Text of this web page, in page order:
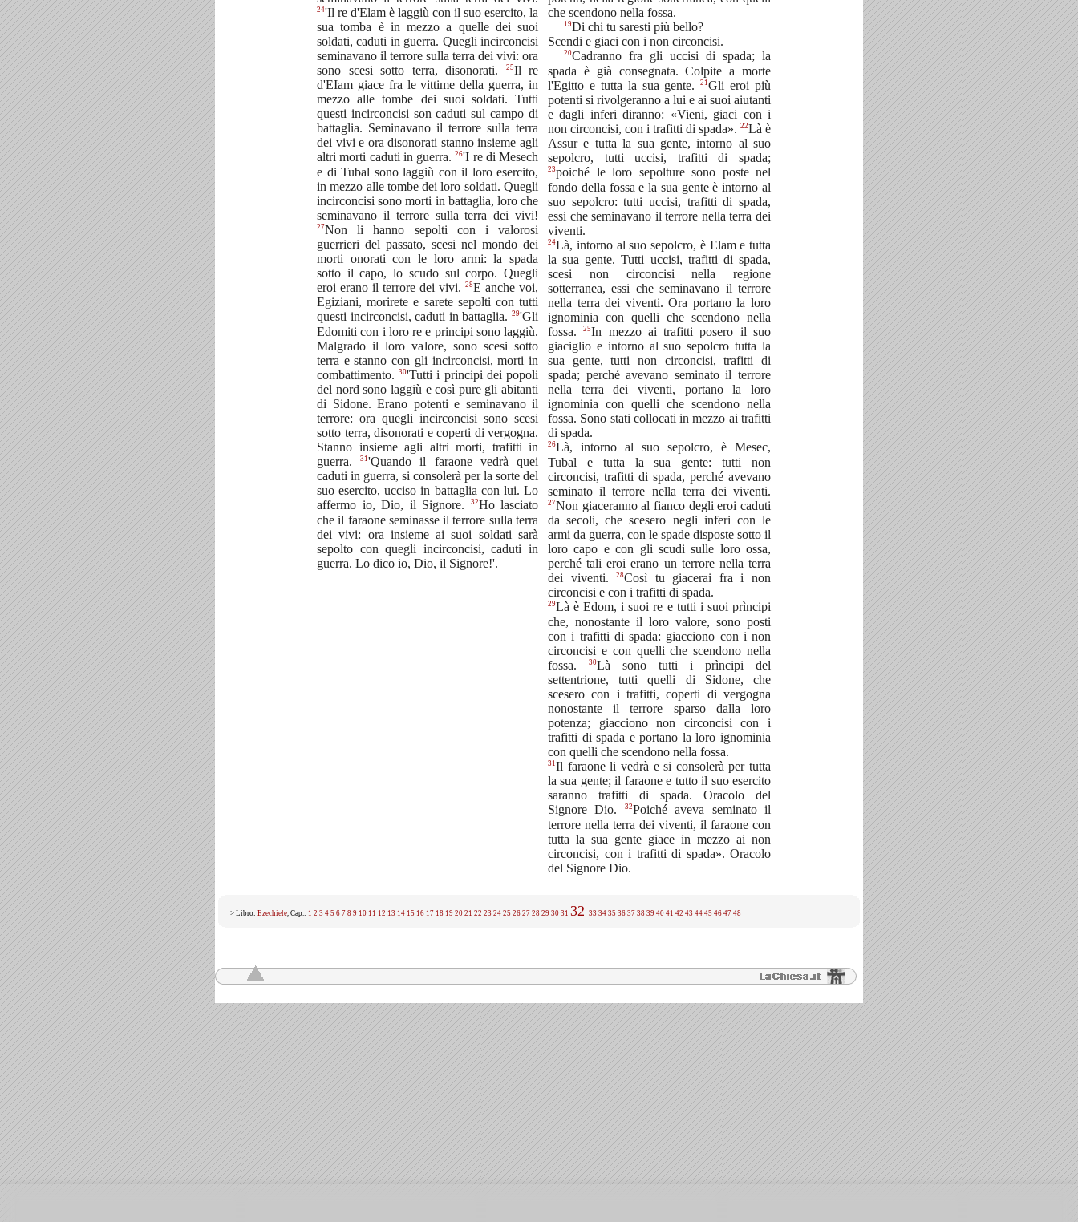
24'Il re d'Elam è laggiù con il suo esercito, la
sua tomba è in mezzo a quelle dei suoi
soldati, caduti in guerra. Quegli incirconcisi
seminavano il terrore sulla terra dei vivi: ora
sono scesi sotto terra, disonorati.
25Il re
d'EIam giace fra le vittime della guerra, in
mezzo alle tombe dei suoi soldati. Tutti
questi incirconcisi son caduti sul campo di
battaglia. Seminavano il terrore sulla terra
dei vivi e ora disonorati stanno insieme agli
altri morti caduti in guerra.26'I re di Mesech
e di Tubal sono laggiù con il loro esercito,
in mezzo alle tombe dei loro soldati. Quegli
incirconcisi sono morti in battaglia, loro che
seminavano il terrore sulla terra dei vivi!
27Non li hanno sepolti con i valorosi
guerrieri del passato, scesi nel mondo dei
morti onorati con le loro armi: la spada
sotto il capo, lo scudo sul corpo. Quegli
eroi erano il terrore dei vivi. 28E anche voi,
Egiziani, morirete e sarete sepolti con tutti
questi incirconcisi, caduti in battaglia. 29'Gli
Edomiti con i loro re e principi sono laggiù.
Malgrado il loro valore, sono scesi sotto
terra e stanno con gli incirconcisi, morti in
combattimento.30'Tutti i principi dei popoli
del nord sono laggiù e così pure gli abitanti
di Sidone. Erano potenti e seminavano il
terrore: ora quegli incirconcisi sono scesi
sotto terra, disonorati e coperti di vergogna.
Stanno insieme agli altri morti, trafitti in
guerra.31'Quando il faraone vedrà quei
caduti in guerra, si consolerà per la sorte del
suo esercito, ucciso in battaglia con lui. Lo
affermo io, Dio, il Signore.
32Ho lasciato
che il faraone seminasse il terrore sulla terra
dei vivi: ora insieme ai suoi soldati sarà
sepolto con quegli incirconcisi, caduti in
guerra. Lo dico io, Dio, il Signore!'.
che scendono nella fossa.
19Di chi tu saresti più bello?
Scendi e giaci con i non circoncisi.
20Cadranno fra gli uccisi di spada; la
spada è già consegnata. Colpite a morte
l'Egitto e tutta la sua gente.21 Gli eroi più
potenti si rivolgeranno a lui e ai suoi aiutanti
e dagli inferi diranno: «Vieni, giaci con i
non circoncisi, con i trafitti di spada». 22Là è
Assur e tutta la sua gente, intorno al suo
sepolcro, tutti uccisi, trafitti di spada;
23poiché le loro sepolture sono poste nel
fondo della fossa e la sua gente è intorno al
suo sepolcro: tutti uccisi, trafitti di spada,
essi che seminavano il terrore nella terra dei
viventi.
24Là, intorno al suo sepolcro, è Elam e tutta
la sua gente. Tutti uccisi, trafitti di spada,
scesi non circoncisi nella regione
sotterranea, essi che seminavano il terrore
nella terra dei viventi. Ora portano la loro
ignominia con quelli che scendono nella
fossa.25In mezzo ai trafitti posero il suo
giaciglio e intorno al suo sepolcro tutta la
sua gente, tutti non circoncisi, trafitti di
spada; perché avevano seminato il terrore
nella terra dei viventi, portano la loro
ignominia con quelli che scendono nella
fossa. Sono stati collocati in mezzo ai trafitti
di spada.
26Là, intorno al suo sepolcro, è Mesec,
Tubal e tutta la sua gente: tutti non
circoncisi, trafitti di spada, perché avevano
seminato il terrore nella terra dei viventi.
27Non giaceranno al fianco degli eroi caduti
da secoli, che scesero negli inferi con le
armi da guerra, con le spade disposte sotto il
loro capo e con gli scudi sulle loro ossa,
perché tali eroi erano un terrore nella terra
dei viventi.28Così tu giacerai fra i non
circoncisi e con i trafitti di spada.
29Là è Edom, i suoi re e tutti i suoi prìncipi
che, nonostante il loro valore, sono posti
con i trafitti di spada: giacciono con i non
circoncisi e con quelli che scendono nella
fossa.
30Là sono tutti i prìncipi del
settentrione, tutti quelli di Sidone, che
scesero con i trafitti, coperti di vergogna
nonostante il terrore sparso dalla loro
potenza; giacciono non circoncisi con i
trafitti di spada e portano la loro ignominia
con quelli che scendono nella fossa.
31 Il faraone li vedrà e si consolerà per tutta
la sua gente; il faraone e tutto il suo esercito
saranno trafitti di spada. Oracolo del
Signore Dio.
32Poiché aveva seminato il
terrore nella terra dei viventi, il faraone con
tutta la sua gente giace in mezzo ai non
circoncisi, con i trafitti di spada». Oracolo
del Signore Dio.
> Libro: Ezechiele, Cap.: 1 2 3 4 5 6 7 8 9 10 11 12 13 14 15 16 17 18 19 20 21 22 23 24 25 26 27 28 29 30 31 32 33 34 35 36 37 38 39 40 41 42 43 44 45 46 47 48